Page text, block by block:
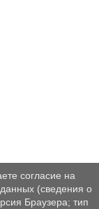
согласие на
(сведения о
Браузера; тип